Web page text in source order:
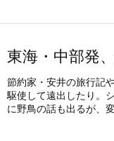
東海・中部発
節約家・安井の旅行記
駆使して遠出したり。
に野鳥の話も出るが、